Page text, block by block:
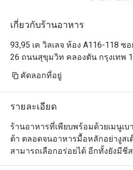
เกี่ยวกับร้านอาหาร
93,95 เค วิลเลจ ห้อง A116-118 ซ
26 ถนนสุขุมวิท คลองตัน กรุงเทพ
คัดลอกที่อยู่
รายละเอียด
ร้านอาหารที่เพียบพร้อมด้วยเมนูเ
ต้า ตลอดจนอาหารมื้อหลักอย่างูสเ
สามารถเลือกอร่อยได้ อีกทั้งยังมีชี
คุณภาพสูง เบเกอรี่และขนมอบโฮม